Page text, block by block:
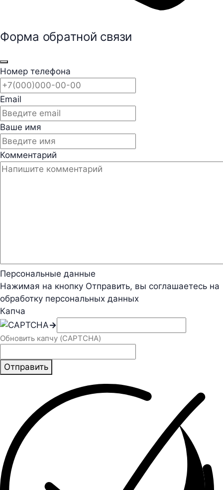
Форма обратной связи
Номер телефона
Email
Ваше имя
Комментарий
Персональные данные
Нажимая на кнопку Отправить, вы соглашаетесь на
обработку персональных данных
Капча
→
Обновить капчу (CAPTCHA)
Отправить